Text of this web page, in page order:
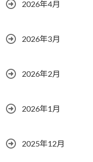
2026年4月
2026年3月
2026年2月
2026年1月
2025年12月